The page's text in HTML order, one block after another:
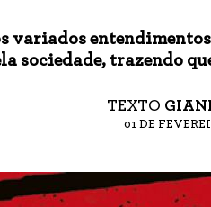
variados
sociedade, trazendo
TEXTO
01 DE